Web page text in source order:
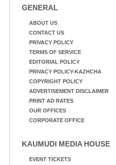
GENERAL
ABOUT US
CONTACT US
PRIVACY POLICY
TERMS OF SERVICE
EDITORIAL POLICY
PRIVACY POLICY-KAZHCHA
COPYRIGHT POLICY
ADVERTISEMENT DISCLAIMER
PRINT AD RATES
OUR OFFICES
CORPORATE OFFICE
KAUMUDI MEDIA HOUSE
EVENT TICKETS